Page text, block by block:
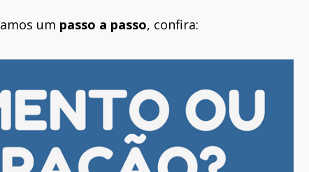
um passo a passo, confira: